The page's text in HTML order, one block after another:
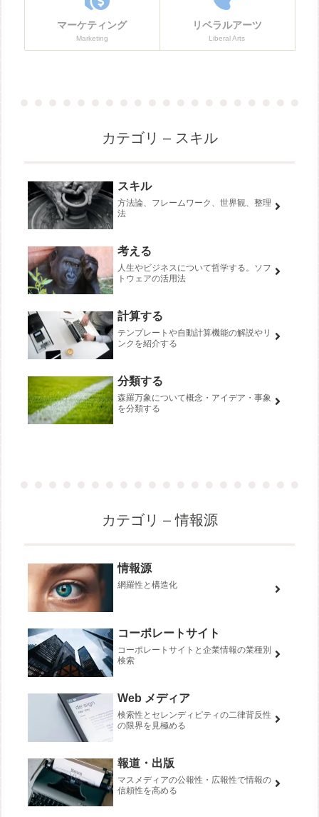
マーケティング
Marketing
リベラルアーツ
Liberal Arts
カテゴリ – スキル
スキル
方法論、フレームワーク、世界観、整理
法
考える
人生やビジネスについて哲学する。ソフ
トウェアの活用法
計算する
テンプレートや自動計算機能の解説やリ
ンクを紹介する
分類する
森羅万象について概念・アイデア・事象
を分類する
カテゴリ – 情報源
情報源
網羅性と構造化
コーポレートサイト
コーポレートサイトと企業情報の業種別
検索
Web メディア
検索性とセレンディピティの二律背反性
の限界を見極める
報道・出版
マスメディアの公報性・広報性で情報の
信頼性を高める